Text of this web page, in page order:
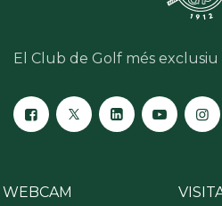
El Club de Golf més exclusiu
WEBCAM